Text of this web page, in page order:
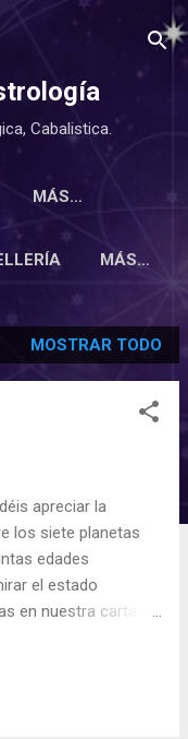
Cabalistica.
MÁS…
MÁS…
MOSTRAR TODO
apreciar la
los siete planetas
edades
el estado
en nuestra carta,